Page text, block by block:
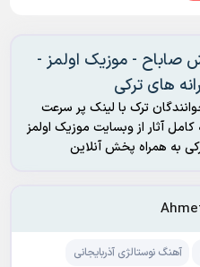
صاباح - موزیک اولمز -
های ترکی
ترک با لینک پر سرعت
مستقیم و رایگان همراه با متن ترانه کامل آثار از وبسایت موزیک اولمز
به همراه پخش آنلاین
آهنگ نوستالژی آذربایجانی